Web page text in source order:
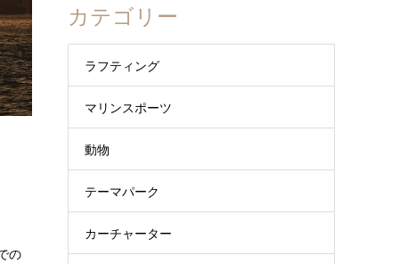
の
カテゴリー
ラフティング
マリンスポーツ
動物
テーマパーク
カーチャーター